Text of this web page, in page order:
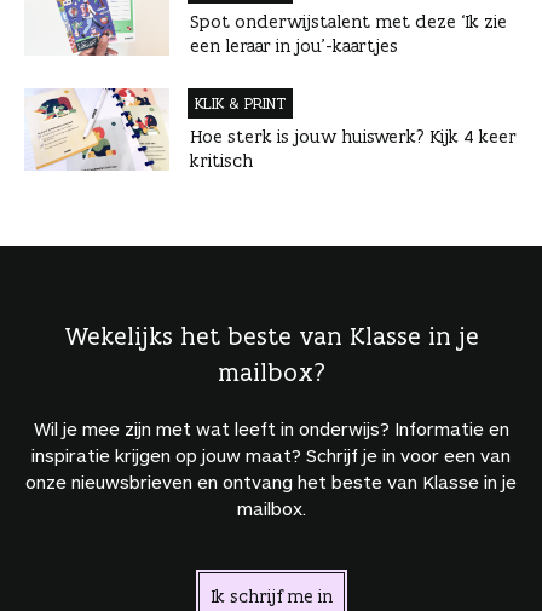
Spot onderwijstalent met deze ‘Ik zie
een leraar in jou’-kaartjes
KLIK & PRINT
Hoe sterk is jouw huiswerk? Kijk 4 keer
kritisch
Wekelijks het beste van Klasse in je
mailbox?
Wil je mee zijn met wat leeft in onderwijs? Informatie en
inspiratie krijgen op jouw maat? Schrijf je in voor een van
onze nieuwsbrieven en ontvang het beste van Klasse in je
mailbox.
Ik schrijf me in